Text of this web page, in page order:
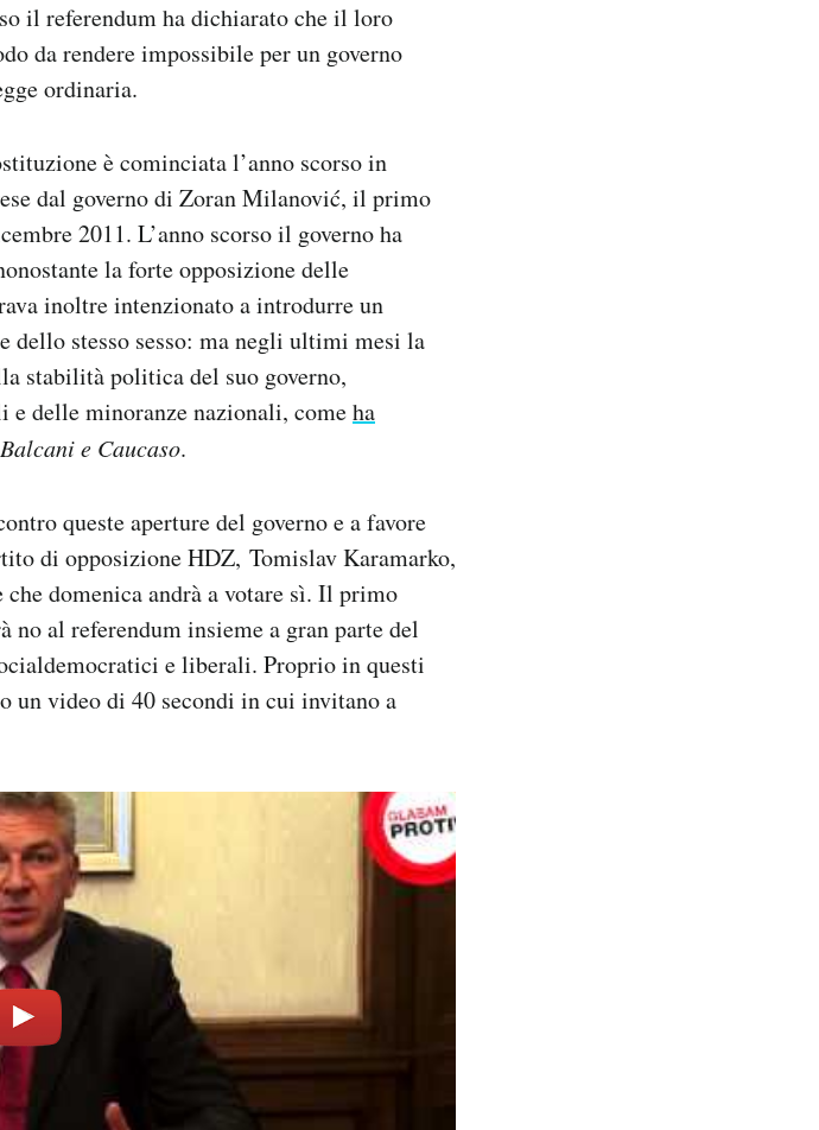
il referendum ha dichiarato che il loro
da rendere impossibile per un governo
ordinaria.
è cominciata l’anno scorso in
dal governo di Zoran Milanović, il primo
2011. L’anno scorso il governo ha
la forte opposizione delle
inoltre intenzionato a introdurre un
dello stesso sesso: ma negli ultimi mesi la
stabilità politica del suo governo,
delle minoranze nazionali, comeha
e Caucaso.
queste aperture del governo e a favore
di opposizione HDZ, Tomislav Karamarko,
domenica andrà a votare sì. Il primo
al referendum insieme a gran parte del
e liberali. Proprio in questi
un video di 40 secondi in cui invitano a